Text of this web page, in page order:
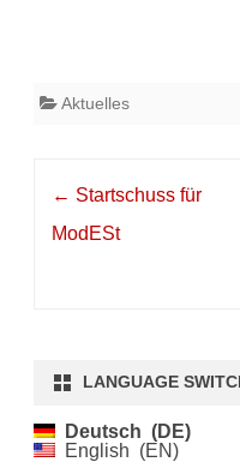
Aktuelles
← Startschuss für
ModESt
LANGUAGE
Deutsch
DE
English
EN